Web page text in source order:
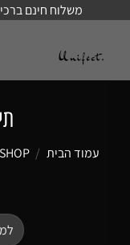
content
משלוח חינם ברכישה מעל ₪249 |
עמוד הבית /
SHOP